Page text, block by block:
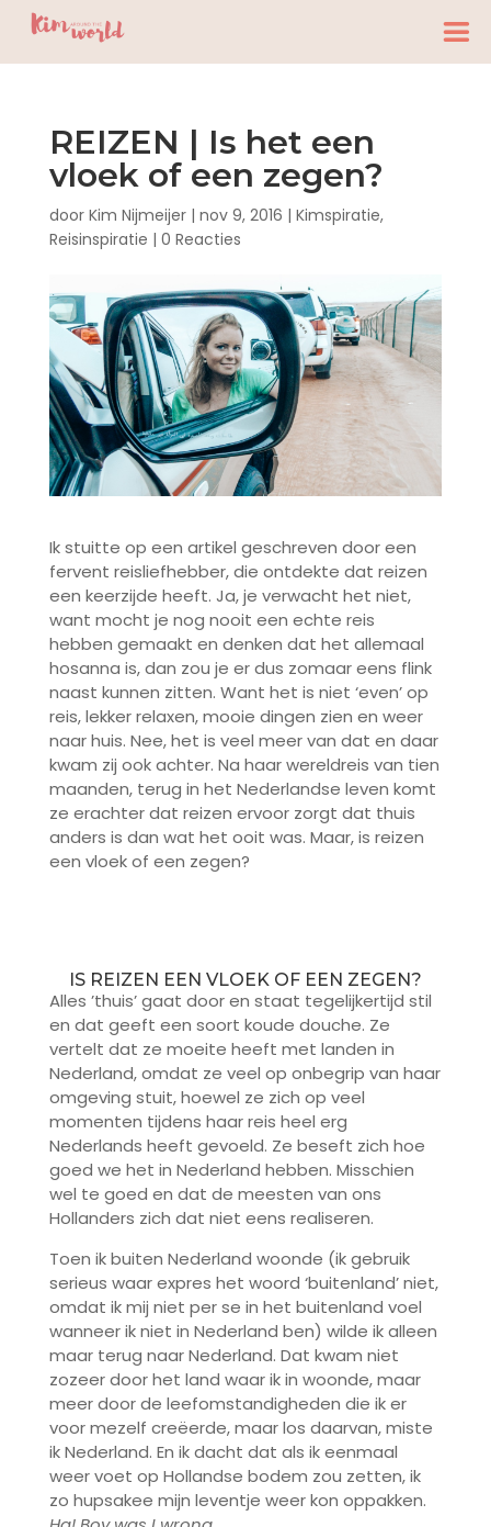
REIZEN | Is het een
vloek of een zegen?
door Kim Nijmeijer| nov 9, 2016 | Kimspiratie,
Reisinspiratie | 0 Reacties
Ik stuitte op een artikel geschreven door een
fervent reisliefhebber, die ontdekte dat reizen
een keerzijde heeft. Ja, je verwacht het niet,
want mocht je nog nooit een echte reis
hebben gemaakt en denken dat het allemaal
hosanna is, dan zou je er dus zomaar eens flink
naast kunnen zitten. Want het is niet ‘even’ op
reis, lekker relaxen, mooie dingen zien en weer
naar huis. Nee, het is veel meer van dat en daar
kwam zij ook achter. Na haar wereldreis van tien
maanden, terug in het Nederlandse leven komt
ze erachter dat reizen ervoor zorgt dat thuis
anders is dan wat het ooit was. Maar, is reizen
een vloek of een zegen?
IS REIZEN EEN VLOEK OF EEN ZEGEN?
Alles ’thuis’ gaat door en staat tegelijkertijd stil
en dat geeft een soort koude douche. Ze
vertelt dat ze moeite heeft met landen in
Nederland, omdat ze veel op onbegrip van haar
omgeving stuit, hoewel ze zich op veel
momenten tijdens haar reis heel erg
Nederlands heeft gevoeld. Ze beseft zich hoe
goed we het in Nederland hebben. Misschien
wel te goed en dat de meesten van ons
Hollanders zich dat niet eens realiseren.
Toen ik buiten Nederland woonde (ik gebruik
serieus waar expres het woord ‘buitenland’ niet,
omdat ik mij niet per se in het buitenland voel
wanneer ik niet in Nederland ben) wilde ik alleen
maar terug naar Nederland. Dat kwam niet
zozeer door het land waar ik in woonde, maar
meer door de leefomstandigheden die ik er
voor mezelf creëerde, maar los daarvan, miste
ik Nederland. En ik dacht dat als ik eenmaal
weer voet op Hollandse bodem zou zetten, ik
zo hupsakee mijn leventje weer kon oppakken.